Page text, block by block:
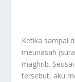
Ketika sampai
meunasah
maghrib.
tersebut, aku